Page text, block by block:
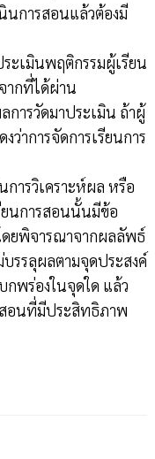
นการสอนแล้วต้องมี
ะเมินพฤติกรรมผู้เรียน
ากที่ได้ผ่าน
การวัดมาประเมิน ถ้าผู้
ว่าการจัดการเรียนการ
ารวิเคราะห์ผล หรือ
ยนการสอนนั้นมีข้อ
ดยพิจารณาจากผลลัพธ์
รรลุผลตามจุดประสงค์
พร่องในจุดใด แล้ว
สอนที่มีประสิทธิภาพ